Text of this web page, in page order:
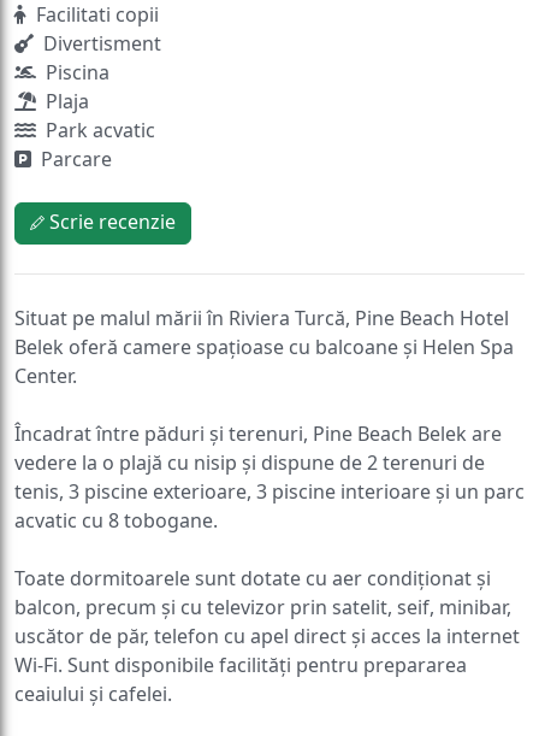
Facilitati copii
Divertisment
Piscina
Plaja
Park acvatic
Parcare
Scrie recenzie
Situat pe malul mării în Riviera Turcă, Pine Beach Hotel
Belek oferă camere spațioase cu balcoane și Helen Spa
Center.
Încadrat între păduri și terenuri, Pine Beach Belek are
vedere la o plajă cu nisip și dispune de 2 terenuri de
tenis, 3 piscine exterioare, 3 piscine interioare și un parc
acvatic cu 8 tobogane.
Toate dormitoarele sunt dotate cu aer condiționat și
balcon, precum și cu televizor prin satelit, seif, minibar,
uscător de păr, telefon cu apel direct și acces la internet
Wi-Fi. Sunt disponibile facilități pentru prepararea
ceaiului și cafelei.